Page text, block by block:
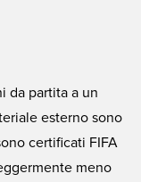
da partita a un
esterno sono
certificati FIFA
meno